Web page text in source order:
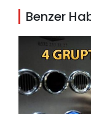
Benzer